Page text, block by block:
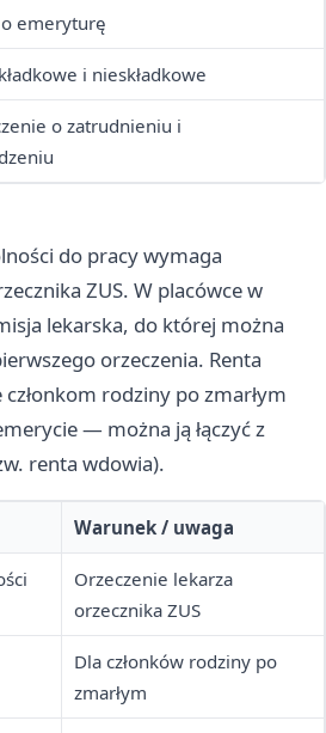
emeryturę
i nieskładkowe
o zatrudnieniu i
do pracy wymaga
ZUS. W placówce w
lekarska, do której można
orzeczenia. Renta
rodziny po zmarłym
— można ją łączyć z
renta wdowia).
Warunek / uwaga
Orzeczenie lekarza
orzecznika ZUS
Dla członków rodziny po
zmarłym